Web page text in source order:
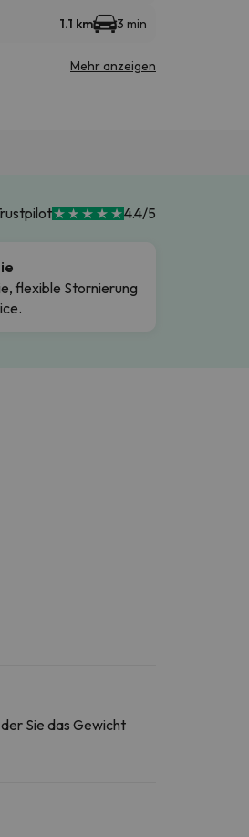
1.1 km 3 min
Mehr anzeigen
4.4/5
flexible Stornierung
der Sie das Gewicht